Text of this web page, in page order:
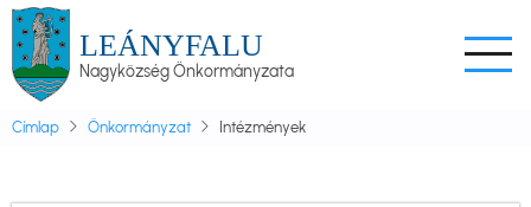
Ugrás
tartalomra
LEÁNYFALU
Nagyközség Önkormányzata
Címlap Önkormányzat Intézmények